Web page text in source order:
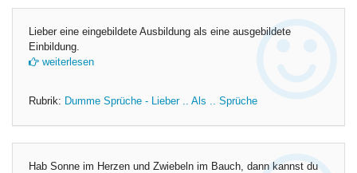
Lieber eine eingebildete Ausbildung als eine ausgebildete
Einbildung.
weiterlesen
Rubrik: Dumme Sprüche - Lieber .. Als .. Sprüche
Hab Sonne im Herzen und Zwiebeln im Bauch, dann kannst du